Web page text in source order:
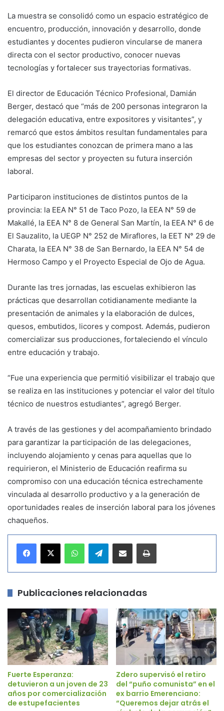
La muestra se consolidó como un espacio estratégico de
encuentro, producción, innovación y desarrollo, donde
estudiantes y docentes pudieron vincularse de manera
directa con el sector productivo, conocer nuevas
tecnologías y fortalecer sus trayectorias formativas.
El director de Educación Técnico Profesional, Damián
Berger, destacó que “más de 200 personas integraron la
delegación educativa, entre expositores y visitantes”, y
remarcó que estos ámbitos resultan fundamentales para
que los estudiantes conozcan de primera mano a las
empresas del sector y proyecten su futura inserción
laboral.
Participaron instituciones de distintos puntos de la
provincia: la EEA N° 51 de Taco Pozo, la EEA N° 59 de
Makallé, la EEA N° 8 de General San Martín, la EEA N° 6 de
El Sauzalito, la UEGP N° 252 de Miraflores, la EET N° 29 de
Charata, la EEA N° 38 de San Bernardo, la EEA N° 54 de
Hermoso Campo y el Proyecto Especial de Ojo de Agua.
Durante las tres jornadas, las escuelas exhibieron las
prácticas que desarrollan cotidianamente mediante la
presentación de animales y la elaboración de dulces,
quesos, embutidos, licores y compost. Además, pudieron
comercializar sus producciones, fortaleciendo el vínculo
entre educación y trabajo.
“Fue una experiencia que permitió visibilizar el trabajo que
se realiza en las instituciones y potenciar el valor del título
técnico de nuestros estudiantes”, agregó Berger.
A través de las gestiones y del acompañamiento brindado
para garantizar la participación de las delegaciones,
incluyendo alojamiento y cenas para aquellas que lo
requirieron, el Ministerio de Educación reafirma su
compromiso con una educación técnica estrechamente
vinculada al desarrollo productivo y a la generación de
oportunidades reales de inserción laboral para los jóvenes
chaqueños.
Telegram
Publicaciones relacionadas
Fuerte Esperanza:
detuvieron a un joven de 23
años por comercialización
de estupefacientes
Zdero supervisó el retiro
del “puño comunista” en el
ex barrio Emerenciano:
“Queremos dejar atrás el